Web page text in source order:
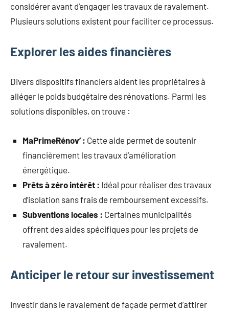
considérer avant d’engager les travaux de ravalement.
Plusieurs solutions existent pour faciliter ce processus.
Explorer les aides financières
Divers dispositifs financiers aident les propriétaires à
alléger le poids budgétaire des rénovations. Parmi les
solutions disponibles, on trouve :
MaPrimeRénov’ : Cette aide permet de soutenir
financièrement les travaux d’amélioration
énergétique.
Prêts à zéro intérêt : Idéal pour réaliser des travaux
d’isolation sans frais de remboursement excessifs.
Subventions locales : Certaines municipalités
offrent des aides spécifiques pour les projets de
ravalement.
Anticiper le retour sur investissement
Investir dans le ravalement de façade permet d’attirer